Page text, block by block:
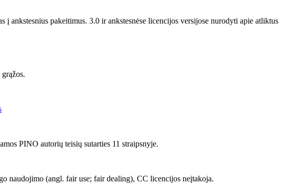
pakeitimus. 3.0 ir ankstesnėse licencijos versijose nurodyti apie atliktus
PINO autorių teisių sutarties 11 straipsnyje.
naudojimo (angl. fair use; fair dealing), CC licencijos neįtakoja.